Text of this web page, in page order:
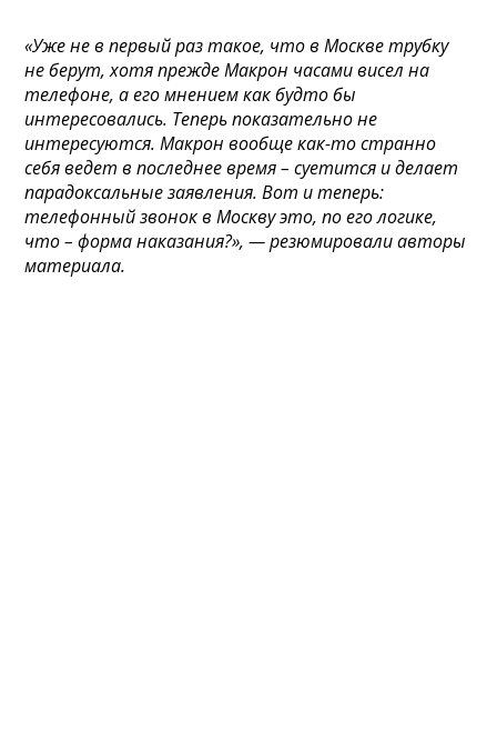
«Уже не в первый раз такое, что в Москве трубку
не берут, хотя прежде Макрон часами висел на
телефоне, а его мнением как будто бы
интересовались. Теперь показательно не
интересуются. Макрон вообще как-то странно
себя ведет в последнее время – суетится и делает
парадоксальные заявления. Вот и теперь:
телефонный звонок в Москву это, по его логике,
что – форма наказания?», — резюмировали авторы
материала.